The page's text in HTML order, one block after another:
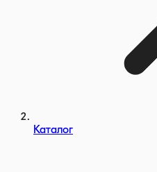
Каталог